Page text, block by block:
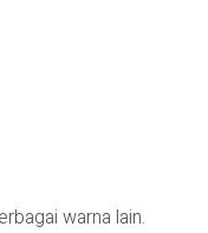
warna lain.